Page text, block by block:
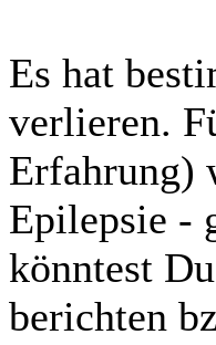
Es hat
verlieren.
Erfahrung)
Epilepsie -
könntest
berichten